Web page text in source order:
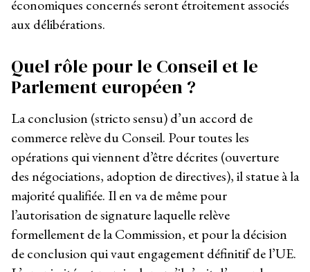
économiques concernés seront étroitement associés
aux délibérations.
Quel rôle pour le Conseil et le
Parlement européen ?
La conclusion (stricto sensu) d’un accord de
commerce relève du Conseil. Pour toutes les
opérations qui viennent d’être décrites (ouverture
des négociations, adoption de directives), il statue à la
majorité qualifiée. Il en va de même pour
l’autorisation de signature laquelle relève
formellement de la Commission, et pour la décision
de conclusion qui vaut engagement définitif de l’UE.